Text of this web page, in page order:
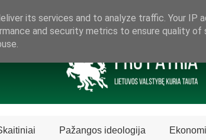
Pažangos ideologija
its services and to analyze traffic. Your IP
and security metrics to ensure quality of